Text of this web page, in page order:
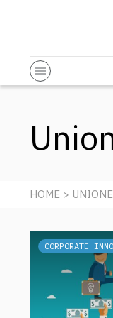
HOME >